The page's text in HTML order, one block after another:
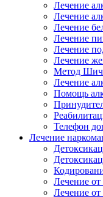
Лечение
Лечение
Лечение
Лечение
Лечение
Лечение
Метод
Лечение
Помощь
Телефон
Лечение
Лечение
Лечение от